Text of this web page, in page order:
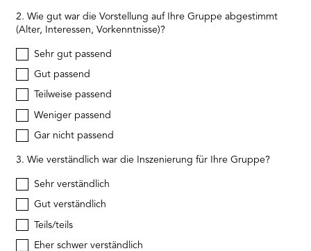
2. Wie gut war die Vorstellung auf Ihre Gruppe abgestimmt
(Alter, Interessen, Vorkenntnisse)?
Sehr gut passend
Gut passend
Teilweise passend
Weniger passend
Gar nicht passend
3. Wie verständlich war die Inszenierung für Ihre Gruppe?
Sehr verständlich
Gut verständlich
Teils/teils
Eher schwer verständlich